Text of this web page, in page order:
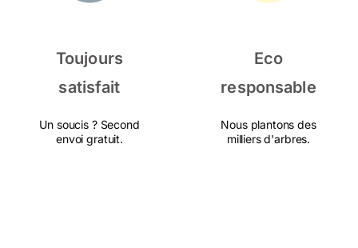
Toujours
satisfait
Un soucis ? Second
envoi gratuit.
Eco
responsable
Nous plantons des
milliers d'arbres.